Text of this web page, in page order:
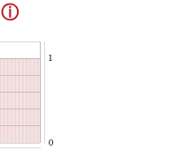
ⓘ
0
1